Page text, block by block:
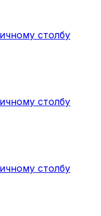
столбу
столбу
столбу